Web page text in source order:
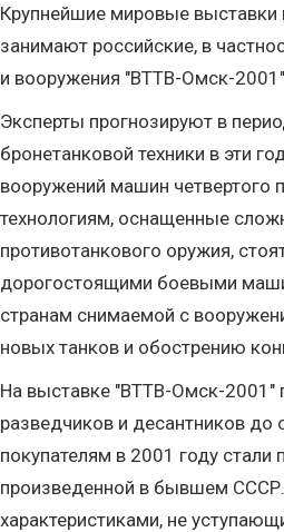
Крупнейшие мировые выставки
занимают российские, в
и вооружения "ВТТВ-Омск-
Эксперты прогнозируют в
бронетанковой техники в эти
вооружений машин четвертого
технологиям, оснащенные
противотанкового оружия,
дорогостоящими боевыми
странам снимаемой с
новых танков и обострению
На выставке "ВТТВ-Омск-2001"
разведчиков и десантников
покупателям в 2001 году
произведенной в бывшем
характеристиками, не